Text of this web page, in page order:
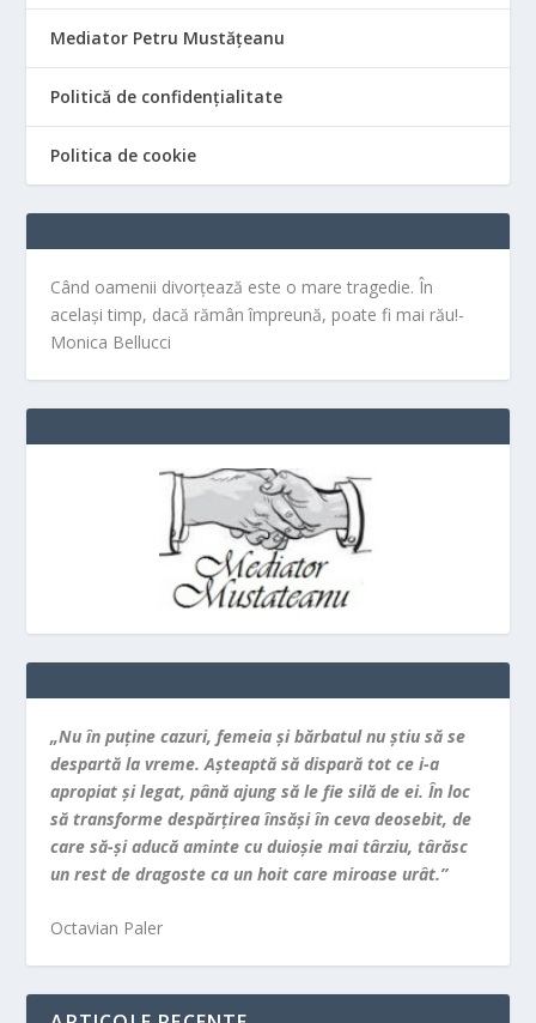
Mediator Petru Mustățeanu
Politică de confidențialitate
Politica de cookie
Când oamenii divorțează este o mare tragedie. În
același timp, dacă rămân împreună, poate fi mai rău!-
Monica Bellucci
„Nu în puţine cazuri, femeia şi bărbatul nu ştiu să se
despartă la vreme. Aşteaptă să dispară tot ce i-a
apropiat şi legat, până ajung să le fie silă de ei. În loc
să transforme despărţirea însăşi în ceva deosebit, de
care să-şi aducă aminte cu duioşie mai târziu, târăsc
un rest de dragoste ca un hoit care miroase urât.”
Octavian Paler